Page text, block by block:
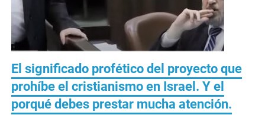
El significado profético del proyecto que
prohíbe el cristianismo en Israel. Y el
porqué debes prestar mucha atención.